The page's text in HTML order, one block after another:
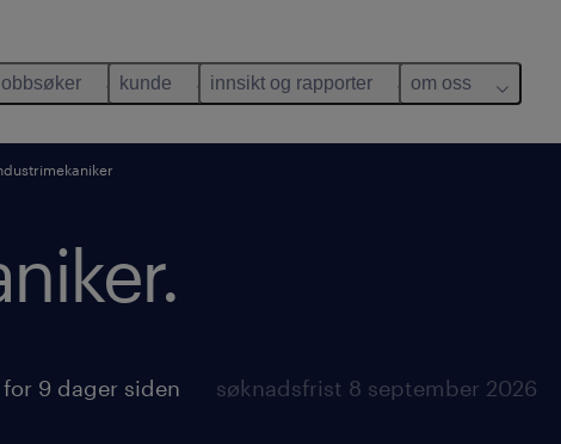
kunde innsikt og rapporter om oss
9 dager siden søknadsfrist 8 september 2026